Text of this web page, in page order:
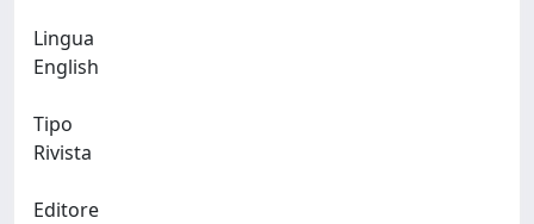
Lingua
Tipo
Rivista
Editore